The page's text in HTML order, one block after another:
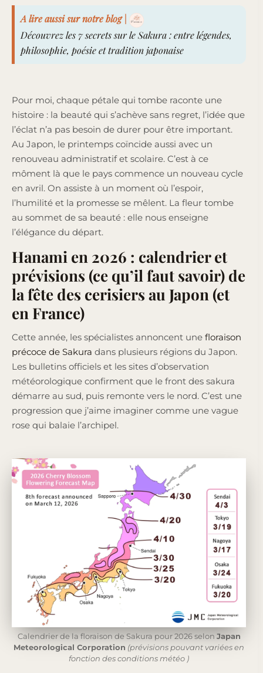
A lire aussi sur notre blog |
Découvrez les 7 secrets sur le Sakura : entre légendes,
philosophie, poésie et tradition japonaise
Pour moi, chaque pétale qui tombe raconte une
histoire : la beauté qui s’achève sans regret, l’idée que
l’éclat n’a pas besoin de durer pour être important.
Au Japon, le printemps coïncide aussi avec un
renouveau administratif et scolaire. C’est à ce
môment là que le pays commence un nouveau cycle
en avril. On assiste à un moment où l’espoir,
l’humilité et la promesse se mêlent. La fleur tombe
au sommet de sa beauté : elle nous enseigne
l’élégance du départ.
Hanami en 2026 : calendrier et
prévisions (ce qu’il faut savoir) de
la fête des cerisiers au Japon (et
en France)
Cette année, les spécialistes annoncent une floraison
précoce de Sakura dans plusieurs régions du Japon.
Les bulletins officiels et les sites d’observation
météorologique confirment que le front des sakura
démarre au sud, puis remonte vers le nord. C’est une
progression que j’aime imaginer comme une vague
rose qui balaie l’archipel.
Calendrier de la floraison de Sakura pour 2026 selon Japan
Meteorological Corporation (prévisions pouvant variées en
fonction des conditions météo )